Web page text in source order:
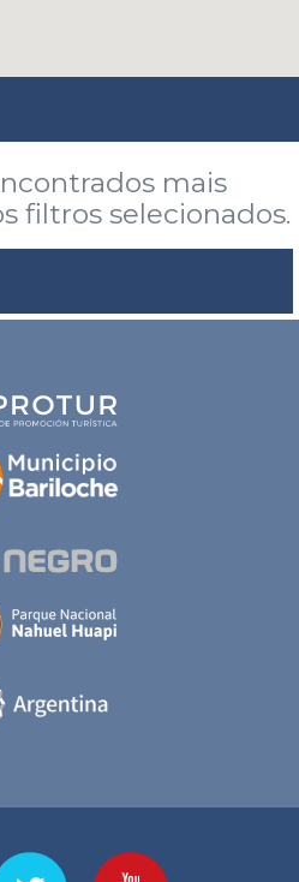
mais
filtros selecionados.